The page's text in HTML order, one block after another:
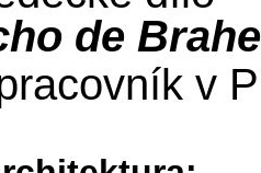
de Brahe
v